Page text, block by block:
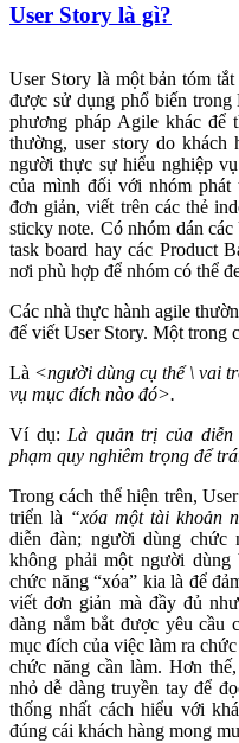
User Story là gì?
User Story là một bản tóm
được sử dụng phổ biến trong
phương pháp Agile khác để
thường, user story do khách
người thực sự hiểu nghiệp
của mình đối với nhóm phát
đơn giản, viết trên các thẻ
sticky note. Có nhóm dán
task board hay các Product
nơi phù hợp để nhóm có thể
Các nhà thực hành agile
để viết User Story. Một trong
Là <người dùng cụ thể \ vai
vụ mục đích nào đó>.
Ví dụ: Là quản trị của
phạm quy nghiêm trọng để
Trong cách thể hiện trên,
triển là “xóa một tài khoản
diễn đàn; người dùng chức
không phải một người
chức năng “xóa” kia là để
viết đơn giản mà đầy đủ
dàng nắm bắt được yêu cầu
mục đích của việc làm ra
chức năng cần làm. Hơn
nhỏ dễ dàng truyền tay để
thống nhất cách hiểu với
đúng cái khách hàng mong